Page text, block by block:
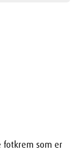
som er